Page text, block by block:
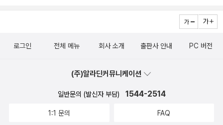
있는 여성의 지혜 『살다 보니 인생공식 있더라』http://www.readers
난다·무신사 같은 쇼핑몰 만드는 법 『1등 온라인 쇼핑몰의 비밀』htt
40[책 읽는 대한민국] 『나는 유튜브 크리에이터를 꿈꾼다』 - 샌드박
news.com/news/articleView.html?idxno=80954[책 읽는 대한
민국] 『400만원으로 60일간 美 태평양을 달리다』 - 자전거로 떠난
로그인 전체 메뉴 회사 소개 출판사 안내 PC 버전
(주)알라딘커뮤니케이션
일반문의 (발신자 부담) 1544-2514
1:1 문의 FAQ